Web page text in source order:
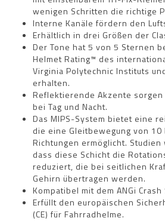
wenigen Schritten die richtige
Interne Kanäle fördern den
Erhältlich in drei Größen der
Der Tone hat 5 von 5 Sternen
Helmet Rating™ des
Virginia Polytechnic Instituts
erhalten.
Reflektierende Akzente
bei Tag und Nacht.
Das MIPS-System bietet eine
die eine Gleitbewegung von 10
Richtungen ermöglicht.
dass diese Schicht die
reduziert, die bei seitlichen
Gehirn übertragen werden.
Kompatibel mit dem ANGi Crash
Erfüllt den europäischen
(CE) für Fahrradhelme.